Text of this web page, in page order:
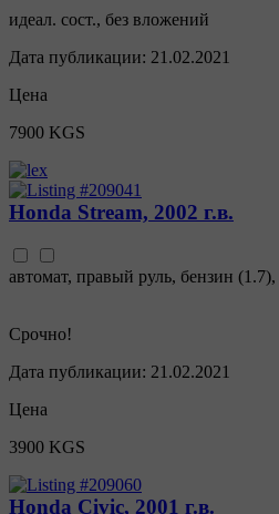
идеал. сост., без вложений
Дата публикации: 21.02.2021
Цена
7900 KGS
Honda Stream, 2002 г.в.
автомат, правый руль, бензин (1.7),
Срочно!
Дата публикации: 21.02.2021
Цена
3900 KGS
Honda Civic, 2001 г.в.